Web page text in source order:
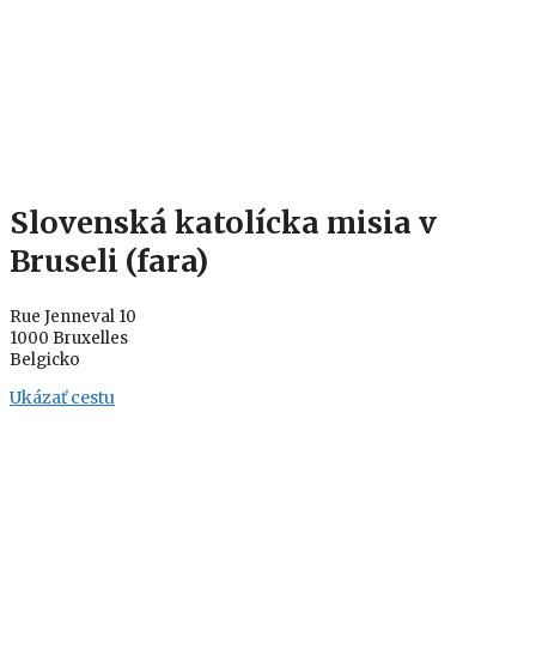
Slovenská katolícka misia v
Bruseli (fara)
Rue Jenneval 10
1000 Bruxelles
Belgicko
Ukázať cestu